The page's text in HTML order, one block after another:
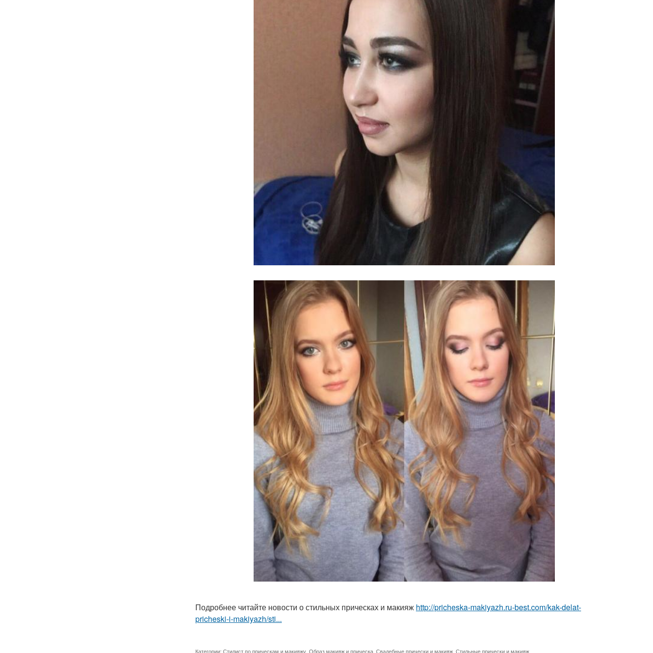
Подробнее читайте новости о стильных прическах и макияж http://pricheska-makiyazh.ru-best.com/kak-delat-
pricheski-i-makiyazh/sti...
Категории: Стилист по прическам и макияжу Образ макияж и прическа Свадебные прически и макияж Стильные прически и макияж